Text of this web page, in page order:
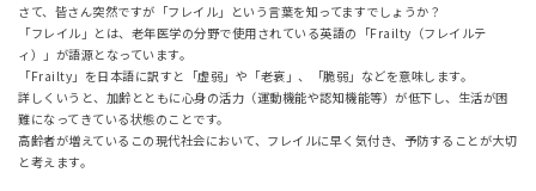
さて、皆さん突然ですが「フレイル」という言葉を知ってますでしょうか？
「フレイル」とは、老年医学の分野で使用されている英語の「Frailty（フレイルテ
ィ）」が語源となっています。
「Frailty」を日本語に訳すと「虚弱」や「老衰」、「脆弱」などを意味します。
詳しくいうと、加齢とともに心身の活力（運動機能や認知機能等）が低下し、生活が困
難になってきている状態のことです。
高齢者が増えているこの現代社会において、フレイルに早く気付き、予防することが大切
と考えます。